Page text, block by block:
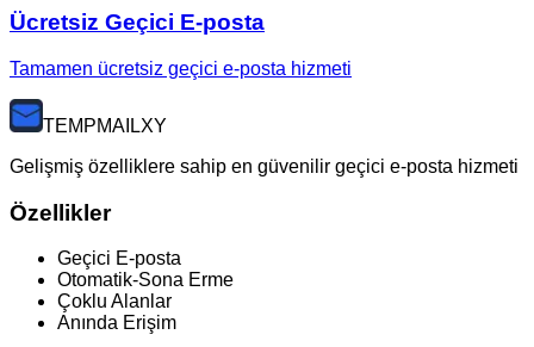
Ücretsiz Geçici E-posta
Tamamen ücretsiz geçici e-posta hizmeti
TEMPMAILXY
Gelişmiş özelliklere sahip en güvenilir geçici e-posta hizmeti
Özellikler
Geçici E-posta
Otomatik-Sona Erme
Çoklu Alanlar
Anında Erişim